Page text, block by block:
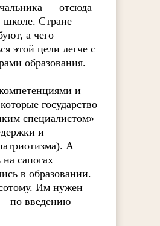
— отсюда
школе. Стране
а чего
этой цели легче с
образования.
и
государство
специалистом»
и
А
сапогах
в образовании.
Им нужен
по введению